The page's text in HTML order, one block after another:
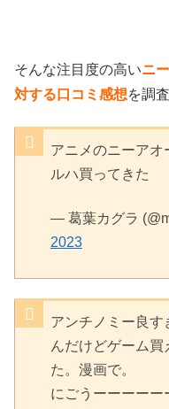
そんな注目度の高いニ
対する口コミ感想を調
アニメのニーアオ
ルハ買ってきた
— 葛葉カグラ
2023
アンチノミー良す
んだけどゲーム
た。漫画で。
にごうーーーーー